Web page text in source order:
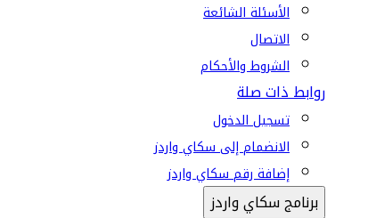
الأسئلة الشائعة
الاتصال
الشروط والأحكام
روابط ذات صلة
تسجيل الدخول
الانضمام إلى سكاي واردز
إضافة رقم سكاي واردز
برنامج سكاي واردز